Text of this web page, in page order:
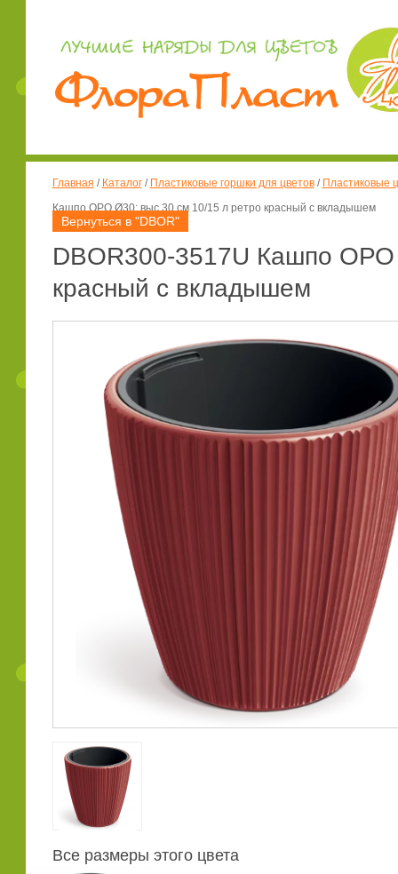
Главная / Каталог/ Пластиковые горшки для цветов/ Пластиковые
Кашпо ОРО Ø30; выс.30 см 10/15 л ретро красный с вкладышем
Вернуться в "DBOR"
DBOR300-3517U Кашпо
красный с вкладышем
Все размеры этого цвета